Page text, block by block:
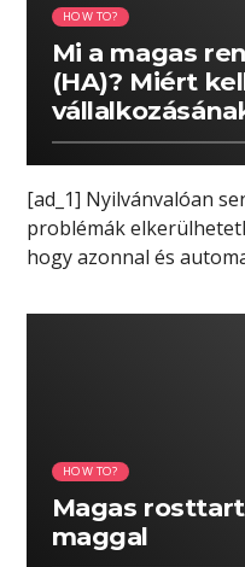
HOW TO?
Mi a magas
(HA)? Miért
[ad_1] Nyilvánvalóan
problémák
hogy azonnal és
HOW TO?
Magas
maggal